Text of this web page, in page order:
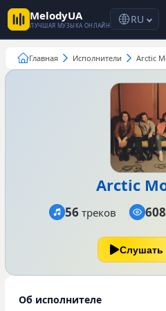
MelodyUA
ЛУЧШАЯ МУЗЫКА ОНЛАЙН RU
Главная Исполнители Arctic
Arctic
56 треков
Слушать
Об исполнителе